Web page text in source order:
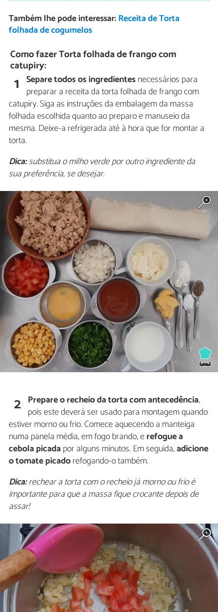
Também lhe pode interessar: Receita de Torta
folhada de cogumelos
Como fazer Torta folhada de frango com
catupiry:
1 Separe todos os ingredientes necessários para
preparar a receita da torta folhada de frango com
catupiry. Siga as instruções da embalagem da massa
folhada escolhida quanto ao preparo e manuseio da
mesma. Deixe-a refrigerada até à hora que for montar a
torta.
Dica:substitua o milho verde por outro ingrediente da
sua preferência, se desejar.
2 Prepare o recheio da torta com antecedência,
pois este deverá ser usado para montagem quando
estiver morno ou frio. Comece aquecendo a manteiga
numa panela média, em fogo brando, erefogue a
cebola picadapor alguns minutos. Em seguida,adicione
o tomate picadorefogando-o também.
Dica:rechear a torta com o recheio já morno ou frio é
importante para que a massa fique crocante depois de
assar!